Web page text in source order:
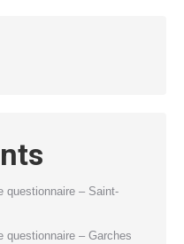
questionnaire – Saint-
questionnaire – Garches